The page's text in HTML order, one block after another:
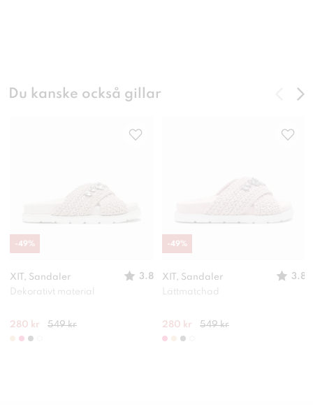
Du kanske också gillar
XIT, Sandaler
3.8
Dekorativt material
280 kr 549 kr
-49%
XIT, Sandaler
3.8
Lättmatchad
280 kr 549 kr
-49%